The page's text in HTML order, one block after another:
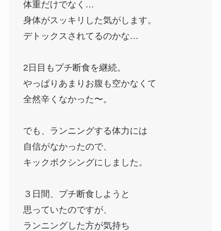
体重だけでなく…
身体がスッキリした気がします。
デトックスされてるのかな…
2日目もプチ断食を継続。
やっぱりあまりお腹も空かなくて
全然辛くなかった〜。
でも、ランニングする体力には
自信がなかったので、
キックボクシングにしました。
３日間、プチ断食しようと
思っていたのですが、
ランニングした方が気持ち